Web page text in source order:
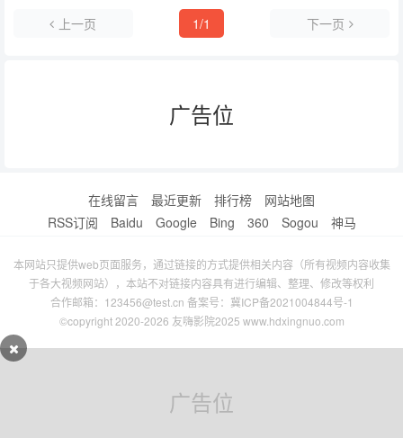
上一页 1/1 下一页
广告位
在线留言 最近更新 排行榜
网站地图
RSS订阅
Baidu Google Bing 360 Sogou 神马
本网站只提供web页面服务，通过链接的方式提供相关内容（所有视频内容收集
于各大视频网站），本站不对链接内容具有进行编辑、整理、修改等权利
合作邮箱：123456@test.cn 备案号： 冀ICP备2021004844号-1
©copyright 2020-2026 友嗨影院2025 www.hdxingnuo.com
广告位